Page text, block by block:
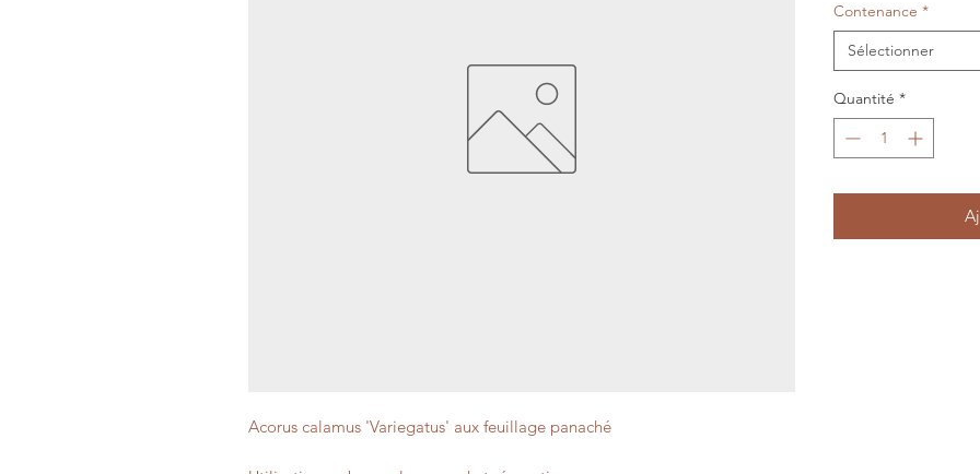
Acorus calamus 'Variegatus' aux feuillage panaché
Contenance *
Sélectionner
Quantité *